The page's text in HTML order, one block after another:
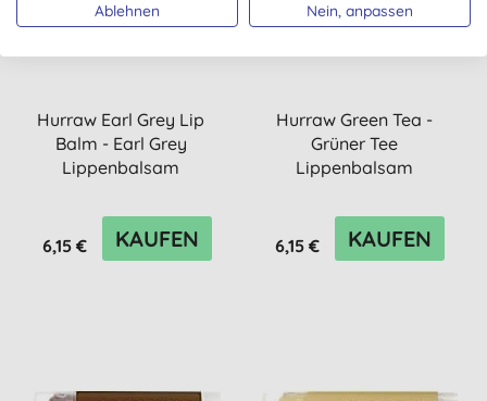
Hurraw Earl Grey Lip
Balm - Earl Grey
Lippenbalsam
6,15 € KAUFEN
Hurraw Green Tea -
Grüner Tee
Lippenbalsam
6,15 € KAUFEN
Ablehnen Nein, anpassen